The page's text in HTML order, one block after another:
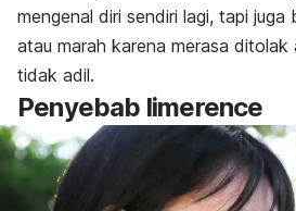
mengenal diri sendiri lagi, tapi juga
atau marah karena merasa ditolak
tidak adil.
Penyebab limerence